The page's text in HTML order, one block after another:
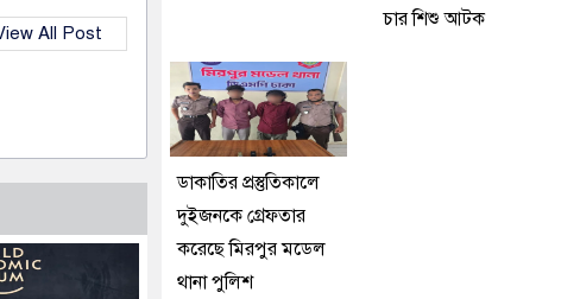
All Post
চার শিশু আটক
ডাকাতির প্রস্তুতিকালে
দুইজনকে গ্রেফতার
করেছে মিরপুর মডেল
থানা পুলিশ